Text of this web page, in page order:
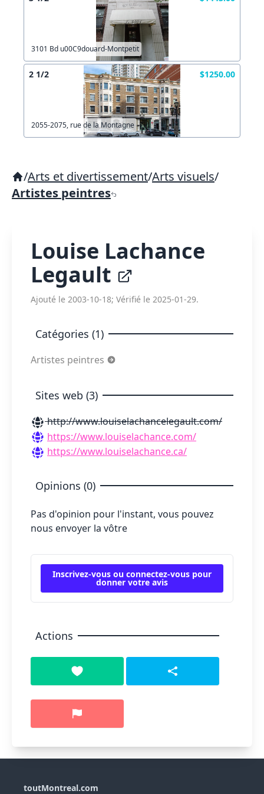
3101 Bd u00C9douard-Montpetit
2 1/2 $1250.00
2055-2075, rue de la Montagne
/Arts et divertissement/Arts visuels/
Artistes peintres
Louise Lachance
Legault
Ajouté le 2003-10-18; Vérifié le 2025-01-29.
Catégories (1)
Artistes peintres
Sites web (3)
http://www.louiselachancelegault.com/
https://www.louiselachance.com/
https://www.louiselachance.ca/
Opinions (0)
Pas d'opinion pour l'instant, vous pouvez
nous envoyer la vôtre
Inscrivez-vous ou connectez-vous pour
donner votre avis
Actions
toutMontreal.com